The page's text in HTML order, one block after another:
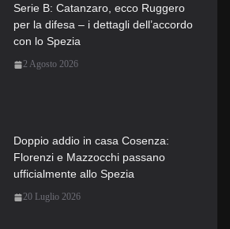
Serie B: Catanzaro, ecco Ruggero
per la difesa – i dettagli dell’accordo
con lo Spezia
2 Agosto 2026
Doppio addio in casa Cosenza:
Florenzi e Mazzocchi passano
ufficialmente allo Spezia
20 Luglio 2026